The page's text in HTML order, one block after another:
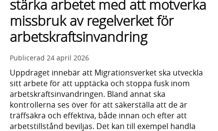
sökförslag
stärka arbetet med att motverka
missbruk av regelverket för
arbetskraftsinvandring
Publicerad 24 april 2026
Uppdraget innebär att Migrationsverket ska utveckla
sitt arbete för att upptäcka och stoppa fusk inom
arbetskraftsinvandringen. Bland annat ska
kontrollerna ses över för att säkerställa att de är
träffsäkra och effektiva, både innan och efter att
arbetstillstånd beviljas. Det kan till exempel handla